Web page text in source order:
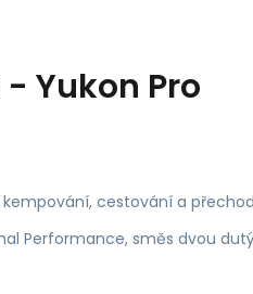
- Yukon Pro
cestování a
Performance, směs dvou